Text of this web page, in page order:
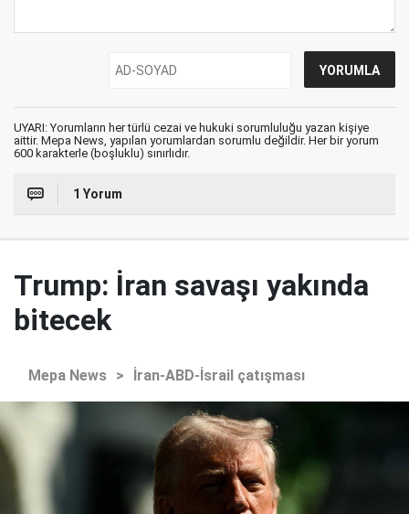
UYARI: Yorumların her türlü cezai ve hukuki sorumluluğu yazan kişiye
aittir. Mepa News, yapılan yorumlardan sorumlu değildir. Her bir yorum
600 karakterle (boşluklu) sınırlıdır.
1 Yorum
Trump: İran savaşı yakında
bitecek
Mepa News > İran-ABD-İsrail çatışması